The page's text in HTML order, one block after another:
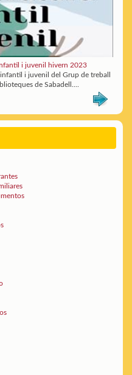
i juvenil hivern 2023
i juvenil del Grup de treball
de Sabadell....